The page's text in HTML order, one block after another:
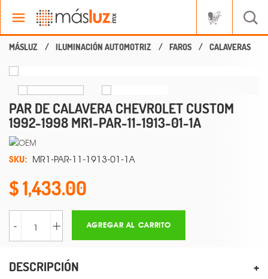
ILUMINACIÓN AUTOMOTRIZ FAROS CALAVERAS
PAR DE CALAVERA CHEVROLET CUSTOM
1992-1998 MR1-PAR-11-1913-01-1A
SKU: MR1-PAR-11-1913-01-1A
1,433.00
- + AGREGAR AL CARRITO
DESCRIPCIÓN